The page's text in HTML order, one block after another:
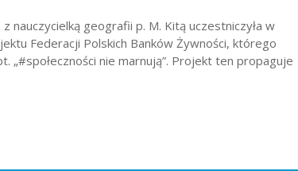
nauczycielką geografii p. M. Kitą uczestniczyła w
Federacji Polskich Banków Żywności, którego
„#społeczności nie marnują”. Projekt ten propaguje